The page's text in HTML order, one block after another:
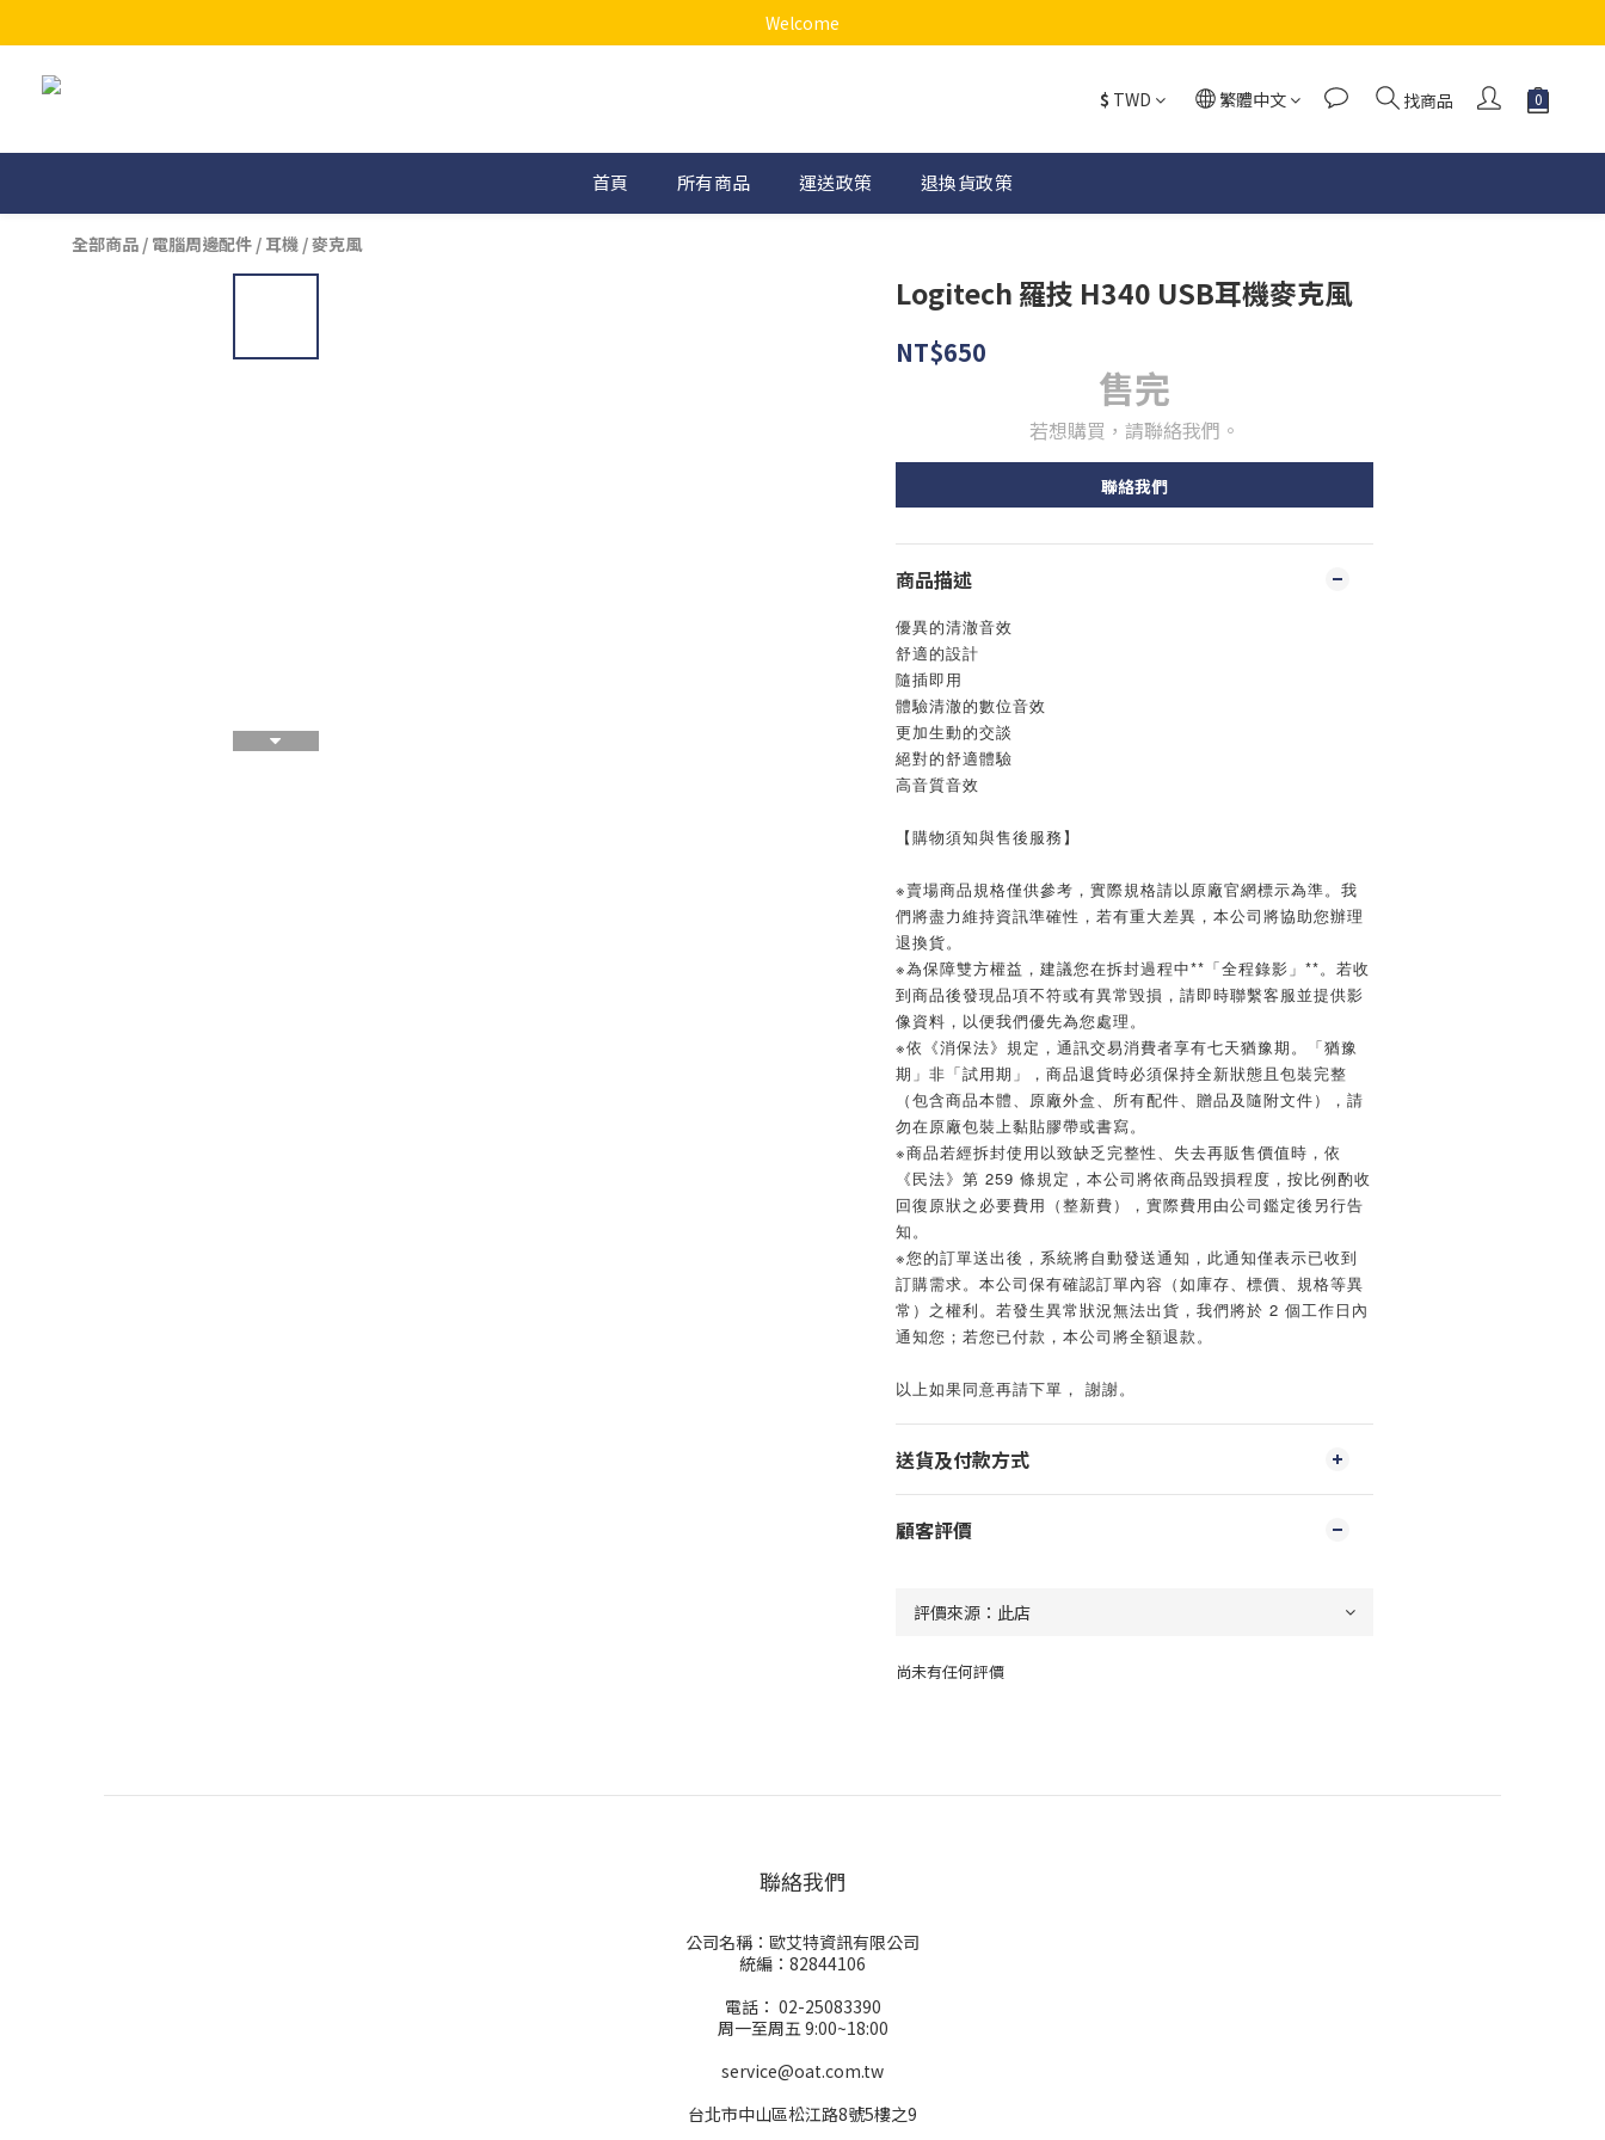
Welcome
$ TWD 繁體中文 找商品
首頁 所有商品 運送政策 退換貨政策
全部商品 / 電腦周邊配件 / 耳機 / 麥克風
Logitech 羅技 H340 USB耳機麥克風
NT$650
售完
若想購買，請聯絡我們。
聯絡我們
商品描述
優異的清澈音效
舒適的設計
隨插即用
體驗清澈的數位音效
更加生動的交談
絕對的舒適體驗
高音質音效
【購物須知與售後服務】
※賣場商品規格僅供參考，實際規格請以原廠官網標示為準。我
們將盡力維持資訊準確性，若有重大差異，本公司將協助您辦理
退換貨。
※為保障雙方權益，建議您在拆封過程中**「全程錄影」**。若收
到商品後發現品項不符或有異常毀損，請即時聯繫客服並提供影
像資料，以便我們優先為您處理。
※依《消保法》規定，通訊交易消費者享有七天猶豫期。「猶豫
期」非「試用期」，商品退貨時必須保持全新狀態且包裝完整
（包含商品本體、原廠外盒、所有配件、贈品及隨附文件），請
勿在原廠包裝上黏貼膠帶或書寫。
※商品若經拆封使用以致缺乏完整性、失去再販售價值時，依
《民法》第 259 條規定，本公司將依商品毀損程度，按比例酌收
回復原狀之必要費用（整新費），實際費用由公司鑑定後另行告
知。
※您的訂單送出後，系統將自動發送通知，此通知僅表示已收到
訂購需求。本公司保有確認訂單內容（如庫存、標價、規格等異
常）之權利。若發生異常狀況無法出貨，我們將於 2 個工作日內
通知您；若您已付款，本公司將全額退款。
以上如果同意再請下單， 謝謝。
送貨及付款方式
顧客評價
尚未有任何評價
聯絡我們
公司名稱：歐艾特資訊有限公司
統編：82844106
電話： 02-25083390
周一至周五 9:00~18:00
service@oat.com.tw
台北市中山區松江路8號5樓之9